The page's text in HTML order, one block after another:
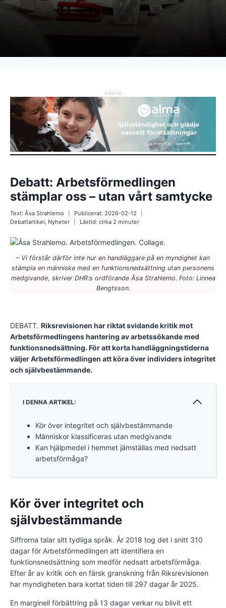
ANNONS
Debatt: Arbetsförmedlingen
stämplar oss – utan vårt samtycke
Text: Åsa Strahlemo Publicerat: 2026-02-12
Debattartikel, Nyheter Lästid: cirka 2 minuter
– Vi förstår därför inte hur en handläggare på en myndighet kan
stämpla en människa med en funktionsnedsättning utan personens
medgivande, skriver DHR:s ordförande Åsa Strahlemo. Foto: Linnea
Bengtsson.
DEBATT. Riksrevisionen har riktat svidande kritik mot
Arbetsförmedlingens hantering av arbetssökande med
funktionsnedsättning. För att korta handläggningstiderna
väljer Arbetsförmedlingen att köra över individers integritet
och självbestämmande.
I DENNA ARTIKEL:
Kör över integritet och självbestämmande
Människor klassificeras utan medgivande
Kan hjälpmedel i hemmet jämställas med nedsatt
arbetsförmåga?
Kör över integritet och
självbestämmande
Siffrorna talar sitt tydliga språk. År 2018 tog det i snitt 310
dagar för Arbetsförmedlingen att identifiera en
funktionsnedsättning som medför nedsatt arbetsförmåga.
Efter år av kritik och en färsk granskning från Riksrevisionen
har myndigheten bara kortat tiden till 297 dagar år 2025.
En marginell förbättring på 13 dagar verkar nu blivit ett